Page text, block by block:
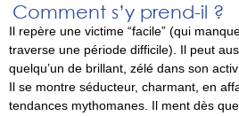
Comment s’y prend-il ?
Il repère une victime “facile” (qui
traverse une période difficile). Il peut
quelqu’un de brillant, zélé dans son
Il se montre séducteur, charmant, en
tendances mythomanes. Il ment dès